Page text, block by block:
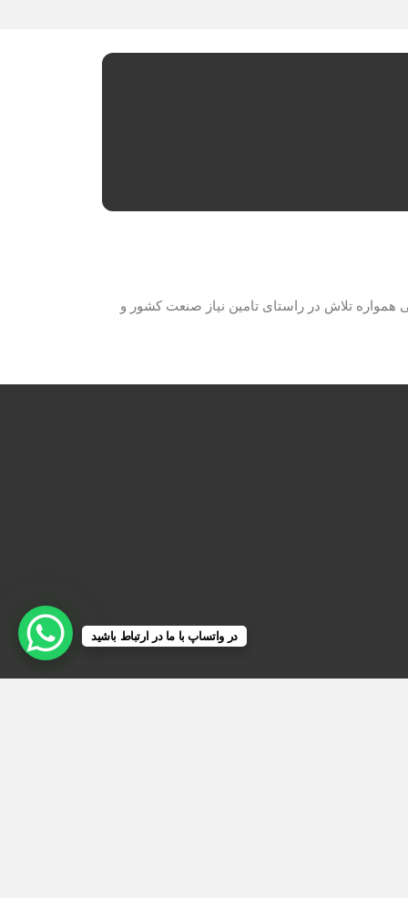
برق صنعتی همواره تلاش در راستای تامین نیاز صنعت کشور و
در واتساپ با ما در ارتباط باشید